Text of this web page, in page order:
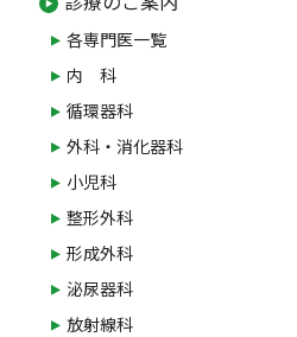
各専門医一覧
内 科
循環器科
外科・消化器科
小児科
整形外科
形成外科
泌尿器科
放射線科